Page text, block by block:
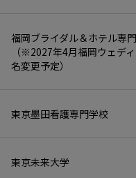
福岡ブライダル＆ホテル専
（※2027年4月福岡ウェデ
名変更予定）
東京墨田看護専門学校
東京未来大学